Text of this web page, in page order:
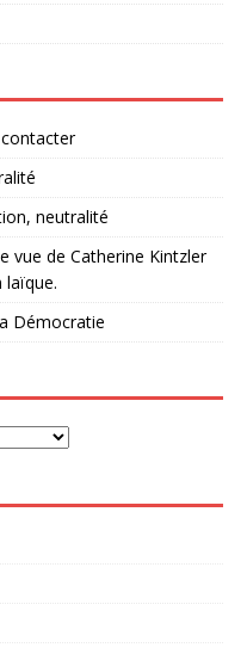
neutralité
vue de Catherine Kintzler
laïque.
Démocratie